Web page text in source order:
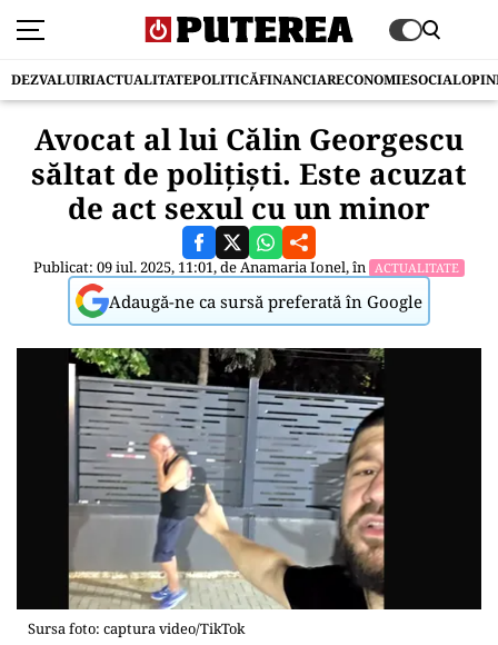
DEZVALUIRIACTUALITATEPOLITICĂFINANCIARECONOMIESOCIAL
Avocat al lui Călin Georgescu
săltat de poliţişti. Este acuzat
de act sexul cu un minor
Publicat: 09 iul. 2025, 11:01, deAnamaria Ionel, în ACTUALITATE
Adaugă-ne ca sursă preferată în Google
Sursa foto: captura video/TikTok